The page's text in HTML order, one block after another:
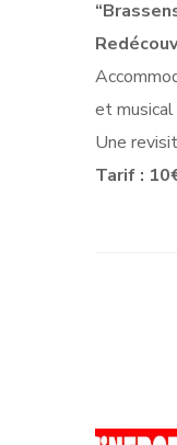
et musical
Une
Tarif :